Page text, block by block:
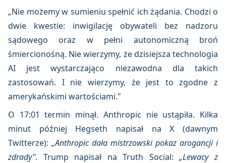
„Nie możemy w sumieniu spełnić ich żądania. Chodzi o
dwie kwestie: inwigilację obywateli bez nadzoru
sądowego oraz w pełni autonomiczną broń
śmiercionośną. Nie wierzymy, że dzisiejsza technologia
AI jest wystarczająco niezawodna dla takich
zastosowań. I nie wierzymy, że jest to zgodne z
amerykańskimi wartościami."
O 17:01 termin minął. Anthropic nie ustąpiła. Kilka
minut później Hegseth napisał na X (dawnym
Twitterze): „Anthropic dała mistrzowski pokaz arogancji i
zdrady". Trump napisał na Truth Social:„Lewacy z